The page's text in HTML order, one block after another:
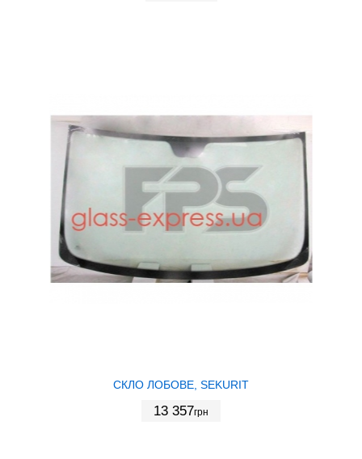
СКЛО ЛОБОВЕ, SEKURIT
13 357грн